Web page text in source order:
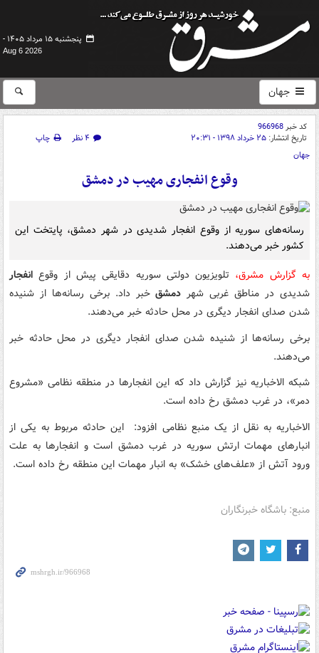
پنجشنبه ۱۵ مرداد ۱۴۰۵ -
Aug 6 2026
جهان
کد خبر966968
تاریخ انتشار: ۲۵ خرداد ۱۳۹۸ - ۲۰:۳۱ ۴ نظر
چاپ
جهان
وقوع انفجاری مهیب در دمشق
رسانه‌های سوریه از وقوع انفجار شدیدی در شهر دمشق، پایتخت این
کشور خبر می‌دهند.
به گزارش مشرق، تلویزیون دولتی سوریه دقایقی پیش از وقوعانفجار
شدیدی در مناطق غربی شهر دمشقخبر داد. برخی رسانه‌ها از شنیده
شدن صدای انفجار دیگری در محل حادثه خبر می‌دهند.
برخی رسانه‌ها از شنیده شدن صدای انفجار دیگری در محل حادثه خبر
می‌دهند.
شبکه الاخباریه نیز گزارش داد که این انفجارها در منطقه نظامی «مشروع
دمر»، در غرب دمشق رخ داده است.
الاخباریه به نقل از یک منبع نظامی افزود: این حادثه مربوط به یکی از
انبارهای مهمات ارتش سوریه در غرب دمشق است و انفجارها به علت
ورود آتش از «علف‌های خشک» به انبار مهمات این منطقه رخ داده است.
منبع: باشگاه خبرنگاران